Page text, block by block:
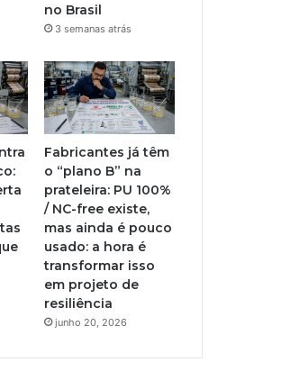
no Brasil
3 semanas atrás
Fabricantes já têm
o “plano B” na
prateleira: PU 100%
/ NC-free existe,
mas ainda é pouco
usado: a hora é
transformar isso
em projeto de
resiliência
junho 20, 2026